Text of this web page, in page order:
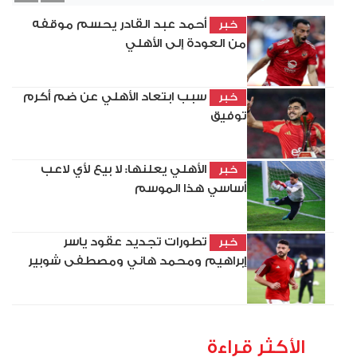
خبر
أحمد عبد القادر يحسم موقفه
من العودة إلى الأهلي
خبر
سبب ابتعاد الأهلي عن ضم أكرم
توفيق
خبر
الأهلي يعلنها: لا بيع لأي لاعب
أساسي هذا الموسم
خبر
تطورات تجديد عقود ياسر
إبراهيم ومحمد هاني ومصطفى شوبير
الأكثر قراءة